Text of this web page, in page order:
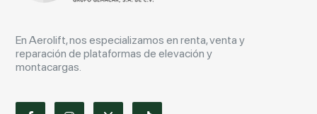
En Aerolift, nos especializamos en renta, venta y
reparación de plataformas de elevación y
montacargas.